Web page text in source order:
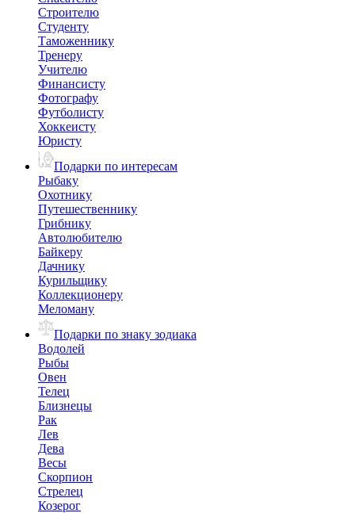
Строителю
Студенту
Таможеннику
Тренеру
Учителю
Финансисту
Фотографу
Футболисту
Хоккеисту
Юристу
Подарки по интересам
Рыбаку
Охотнику
Путешественнику
Грибнику
Автолюбителю
Байкеру
Дачнику
Курильщику
Коллекционеру
Меломану
Подарки по знаку зодиака
Водолей
Рыбы
Овен
Телец
Близнецы
Рак
Лев
Дева
Весы
Скорпион
Стрелец
Козерог